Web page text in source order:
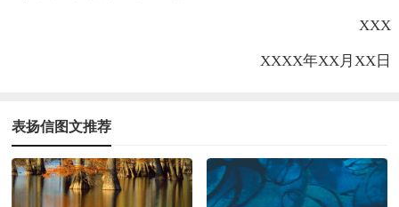
XXX
XXXX年XX月XX日
表扬信图文推荐